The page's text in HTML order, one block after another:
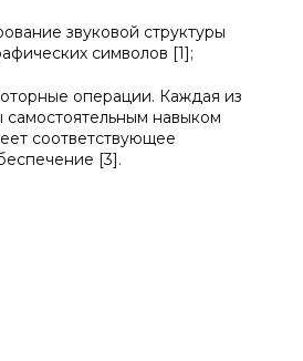
звуковой структуры
символов [1];
операции. Каждая из
самостоятельным навыком
соответствующее
[3].